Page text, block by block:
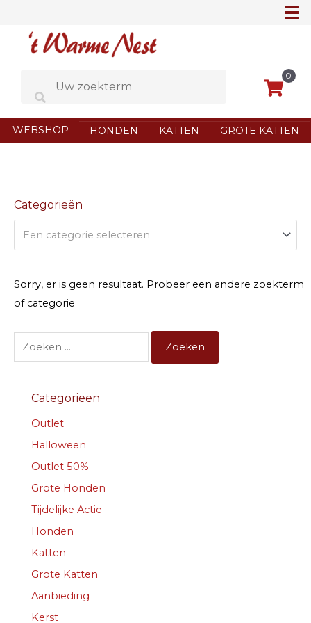
0
WEBSHOP HONDEN KATTEN GROTE KATTEN
Categorieën
Een categorie selecteren
Sorry, er is geen resultaat. Probeer een andere zoekterm
of categorie
naar:
Categorieën
Outlet
Halloween
Outlet 50%
Grote Honden
Tijdelijke Actie
Honden
Katten
Grote Katten
Aanbieding
Kerst